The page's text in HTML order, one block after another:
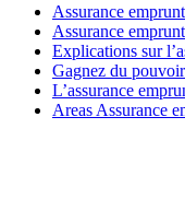
Assurance
Assurance
Explications sur
Gagnez du pouvoir
L’assurance
Areas Assurance